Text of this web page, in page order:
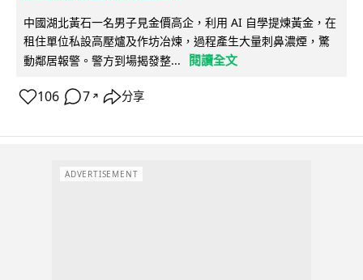
中國湖北黃石一名男子見金價高企，利用 AI 自學提煉黃金，在
租住單位私設高壓爐及作坊冶煉，過程產生大量刺鼻濃煙，驚
動鄰居報警。警方到場揭發整...
閱讀全文
106 7 ↗ 分享
ADVERTISEMENT